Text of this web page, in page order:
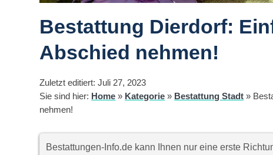
Bestattung Dierdorf:
Abschied nehmen!
Zuletzt editiert: Juli 27, 2023
Sie sind hier: Home » Kategorie » Bestattung Stadt »
nehmen!
Bestattungen-Info.de kann Ihnen nur eine erste